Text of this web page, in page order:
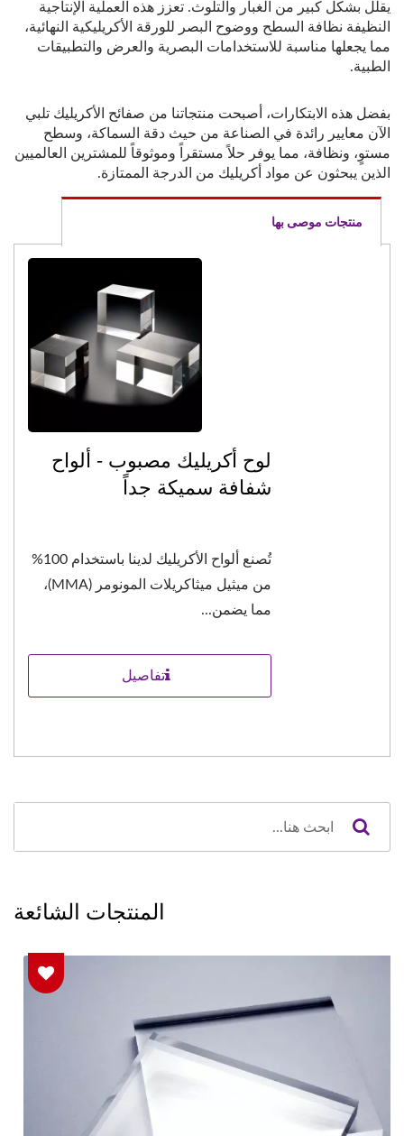
يقلل بشكل كبير من الغبار والتلوث. تعزز هذه العملية الإنتاجية
النظيفة نظافة السطح ووضوح البصر للورقة الأكريليكية النهائية،
مما يجعلها مناسبة للاستخدامات البصرية والعرض والتطبيقات
الطبية.
بفضل هذه الابتكارات، أصبحت منتجاتنا من صفائح الأكريليك تلبي
الآن معايير رائدة في الصناعة من حيث دقة السماكة، وسطح
مستوٍ، ونظافة، مما يوفر حلاً مستقراً وموثوقاً للمشترين العالميين
الذين يبحثون عن مواد أكريليك من الدرجة الممتازة.
منتجات موصى بها
لوح أكريليك مصبوب - ألواح
شفافة سميكة جداً
تُصنع ألواح الأكريليك لدينا باستخدام 100%
من ميثيل ميثاكريلات المونومر (MMA)،
مما يضمن...
تفاصيل
المنتجات الشائعة